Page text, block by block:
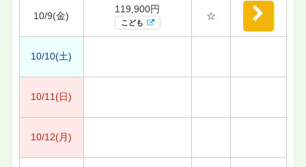
10/9(金)
119,900円
こども
☆
10/10(土)
10/11(日)
10/12(月)